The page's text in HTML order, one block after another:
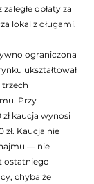
opłaty za
lokal z długami.
ograniczona
ukształtował
trzech
Przy
kaucja wynosi
zł. Kaucja nie
— nie
ostatniego
chyba że